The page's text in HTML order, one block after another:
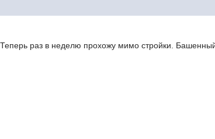
раз в неделю прохожу мимо стройки.